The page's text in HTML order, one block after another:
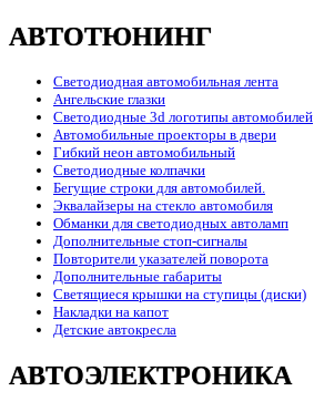
АВТОТЮНИНГ
Светодиодная автомобильная лента
Ангельские глазки
Светодиодные 3d логотипы автомобилей
Автомобильные проекторы в двери
Гибкий неон автомобильный
Светодиодные колпачки
Бегущие строки для автомобилей.
Эквалайзеры на стекло автомобиля
Обманки для светодиодных автоламп
Дополнительные стоп-сигналы
Повторители указателей поворота
Дополнительные габариты
Светящиеся крышки на ступицы (диски)
Накладки на капот
Детские автокресла
АВТОЭЛЕКТРОНИКА